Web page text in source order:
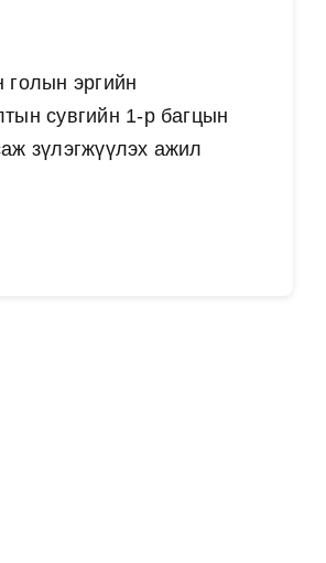
голын эргийн
сувгийн 1-р багцын
зүлэгжүүлэх ажил